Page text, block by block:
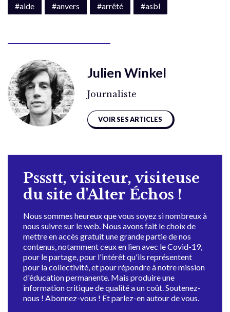
#aide #anvers #arrêté #asbl
Julien Winkel
Journaliste
VOIR SES ARTICLES
Pssstt, visiteur, visiteuse
du site d'Alter Échos !
Nous sommes heureux que vous soyez si nombreux à
nous suivre sur le web. Nous avons fait le choix de
mettre en accès gratuit une grande partie de nos
contenus, notamment ceux en lien avec le Covid-19,
pour le partage, pour l'intérêt qu'ils représentent
pour la collectivité, et pour répondre à notre mission
d'éducation permanente. Mais produire une
information critique de qualité a un coût. Soutenez-
nous ! Abonnez-vous ! Et parlez-en autour de vous.